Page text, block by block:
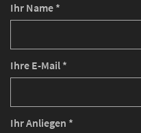
Ihr Name *
Ihre E-Mail *
Ihr Anliegen *